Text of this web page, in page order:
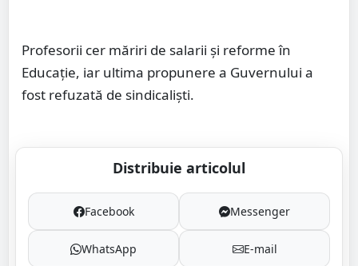
Profesorii cer măriri de salarii și reforme în
Educație, iar ultima propunere a Guvernului a
fost refuzată de sindicaliști.
Distribuie articolul
Facebook Messenger
WhatsApp E-mail